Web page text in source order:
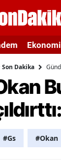
Ekonomi
Son Dakika
#Gs #Okan